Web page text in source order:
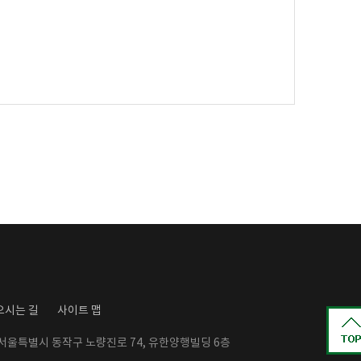
시는 길 사이트 맵
울특별시 동작구 노량진로 74, 유한양행빌딩 6층